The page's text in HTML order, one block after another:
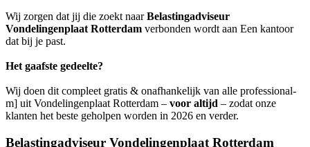
Wij zorgen dat jij die zoekt naarBelastingadviseur
Vondelingenplaat Rotterdam verbonden wordt aan Een kantoor
dat bij je past.
Het gaafste gedeelte?
Wij doen dit compleet gratis & onafhankelijk van alle professional-
m] uit Vondelingenplaat Rotterdam – voor altijd – zodat onze
klanten het beste geholpen worden in 2026 en verder.
Belastingadviseur Vondelingenplaat Rotterdam